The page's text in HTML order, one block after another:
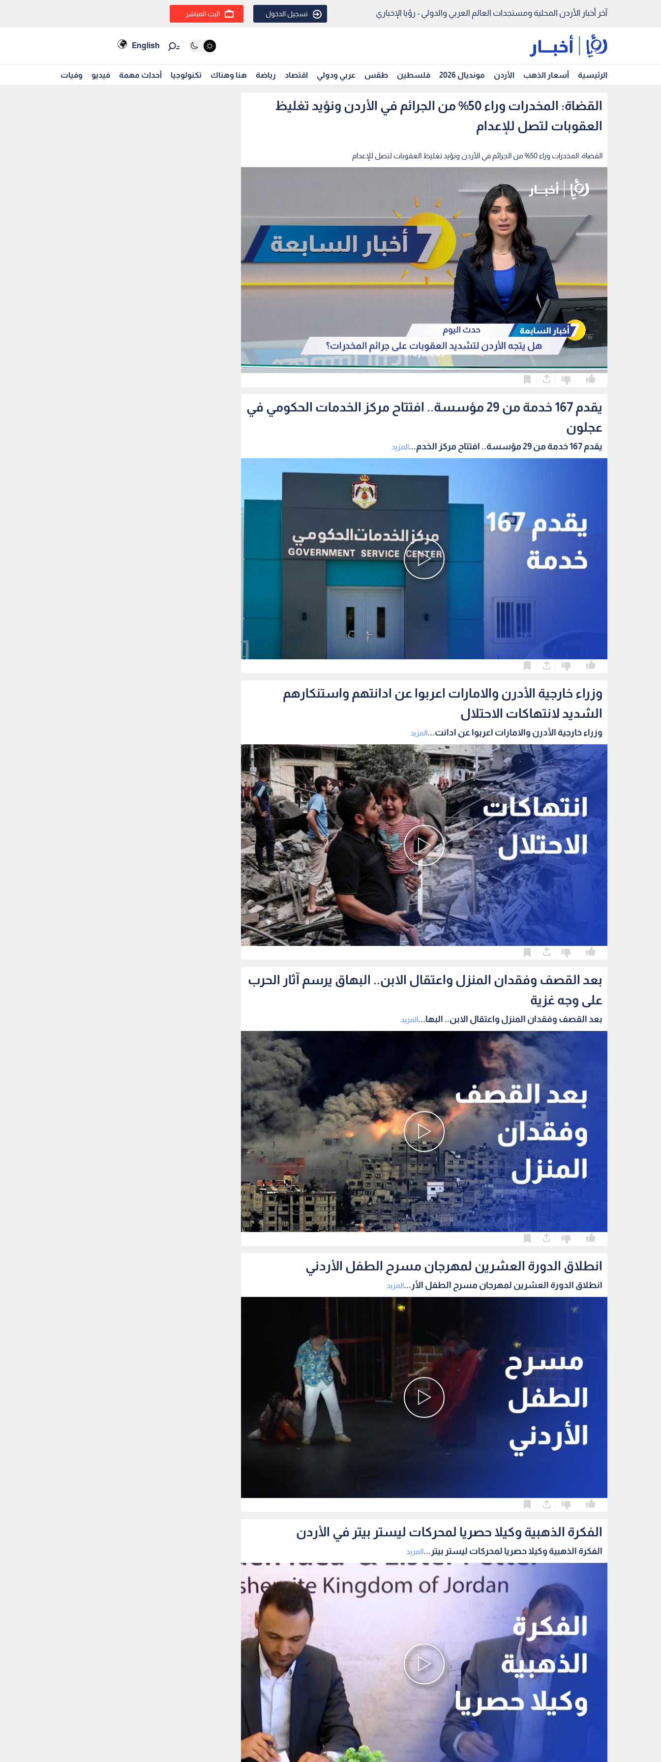
آخر أخبار الأردن المحلية ومستجدات العالم العربي والدولي - رؤيا الإخباري تسجيل الدخول البث المباشر
English
الرئيسية أسعار الذهب الأردن مونديال 2026 فلسطين طقس عربي ودولي اقتصاد رياضة هنا وهناك تكنولوجيا أحداث مهمة فيديو وفيات
القضاة: المخدرات وراء 50% من الجرائم في الأردن ونؤيد تغليظ
العقوبات لتصل للإعدام
القضاة: المخدرات وراء 50% من الجرائم في الأردن ونؤيد تغليظ العقوبات لتصل للإعدام
يقدم 167 خدمة من 29 مؤسسة.. افتتاح مركز الخدمات الحكومي في
عجلون
يقدم 167 خدمة من 29 مؤسسة.. افتتاح مركز الخدم... المزيد
وزراء خارجية الأدرن والامارات اعربوا عن ادانتهم واستنكارهم
الشديد لانتهاكات الاحتلال
وزراء خارجية الأدرن والامارات اعربوا عن ادانت...المزيد
بعد القصف وفقدان المنزل واعتقال الابن.. البهاق يرسم آثار الحرب
على وجه غزية
بعد القصف وفقدان المنزل واعتقال الابن.. البها...المزيد
انطلاق الدورة العشرين لمهرجان مسرح الطفل الأردني
انطلاق الدورة العشرين لمهرجان مسرح الطفل الأر...المزيد
الفكرة الذهبية وكيلا حصريا لمحركات ليستر بيتر في الأردن
الفكرة الذهبية وكيلا حصريا لمحركات ليستر بيتر...المزيد